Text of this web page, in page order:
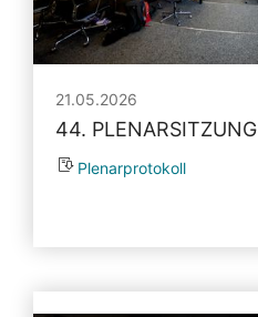
21.05.2026
44. PLENARSITZUNG
Plenarprotokoll